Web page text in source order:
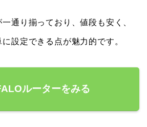
通り揃っており、値段も安く、
設定できる点が魅力的です。
ルーターをみる